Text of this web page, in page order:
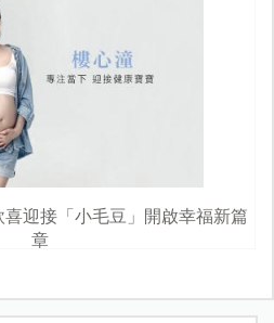
迎接「小毛豆」開啟幸福新篇
章